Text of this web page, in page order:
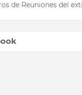
de Reuniones del